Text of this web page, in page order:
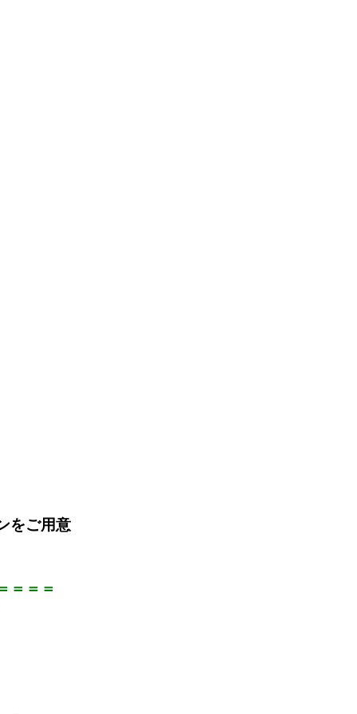
をご用意
＝＝＝